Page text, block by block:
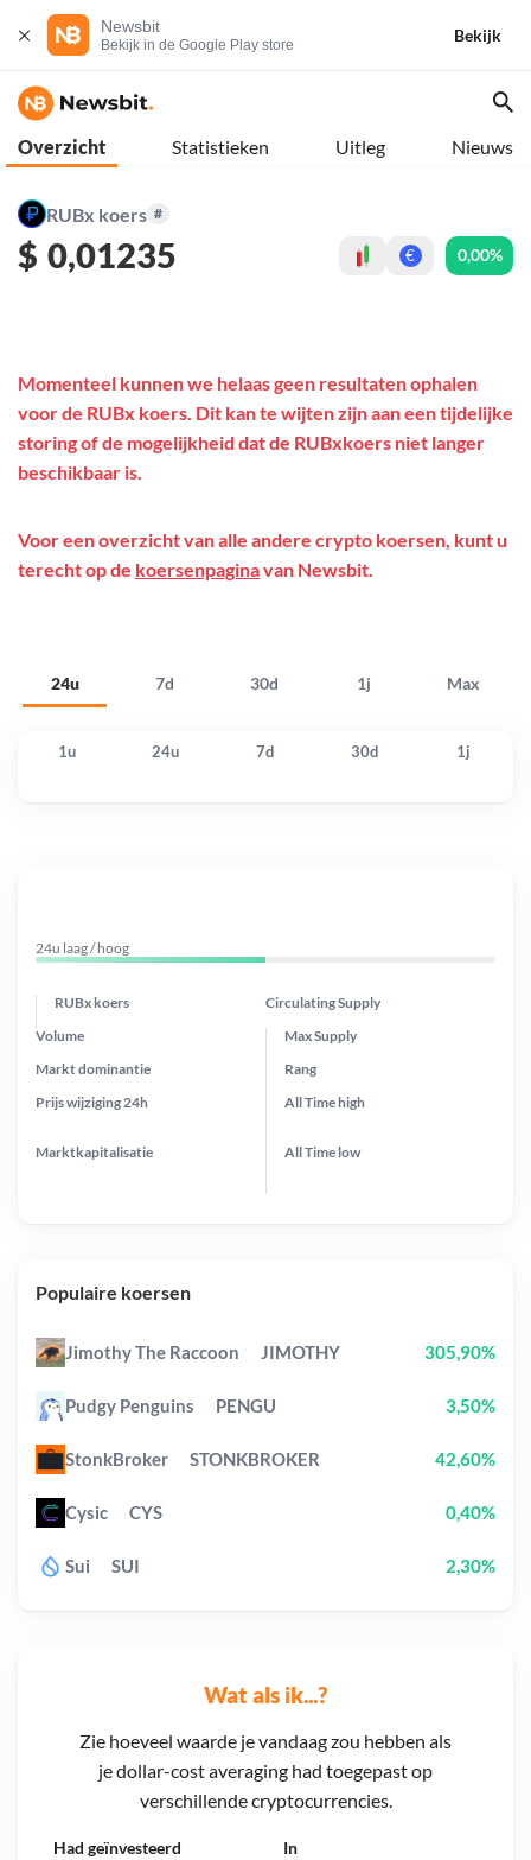
Newsbit
Bekijk in de Google Play store
Bekijk
Overzicht Statistieken Uitleg Nieuws
RUBx koers #
$ 0,01235 € 0,00%
24u 7d 30d 1j Max
Momenteel kunnen we helaas geen resultaten ophalen
voor de RUBx koers. Dit kan te wijten zijn aan een tijdelijke
storing of de mogelijkheid dat de RUBxkoers niet langer
beschikbaar is.
Voor een overzicht van alle andere crypto koersen, kunt u
terecht op de koersenpaginavan Newsbit.
1u 24u 7d 30d 1j
Wat als ik...?
Zie hoeveel waarde je vandaag zou hebben als
je dollar-cost averaging had toegepast op
verschillende cryptocurrencies.
Had geïnvesteerd In
24u laag / hoog
RUBx koers Circulating Supply
Prijs wijziging 24h
Max Supply
Markt dominantie
Marktkapitalisatie
Volume
Rang
All Timehigh
All Time low
Populaire koersen
Jimothy The Raccoon JIMOTHY 305,90%
Pudgy Penguins PENGU 3,50%
StonkBroker STONKBROKER 42,60%
Cysic CYS 0,40%
Sui SUI 2,30%